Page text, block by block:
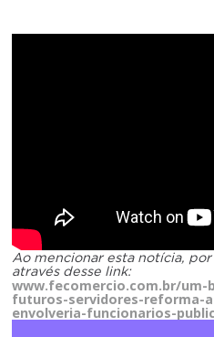
Ao mencionar esta notícia,
através desse link:
www.fecomercio.com.br/
futuros-servidores-reforma-
envolveria-funcionarios-